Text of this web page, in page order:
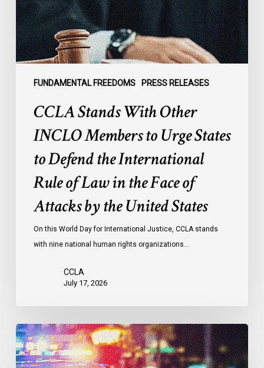
FUNDAMENTAL FREEDOMS PRESS RELEASES
to
Urge
States
to
Face
CCLA Stands With Other
INCLO Members to Urge States
to Defend the International
Rule of Law in the Face of
Attacks by the United States
On this World Day for International Justice, CCLA stands
with nine national human rights organizations…
CCLA
July 17, 2026
Appels
à
une